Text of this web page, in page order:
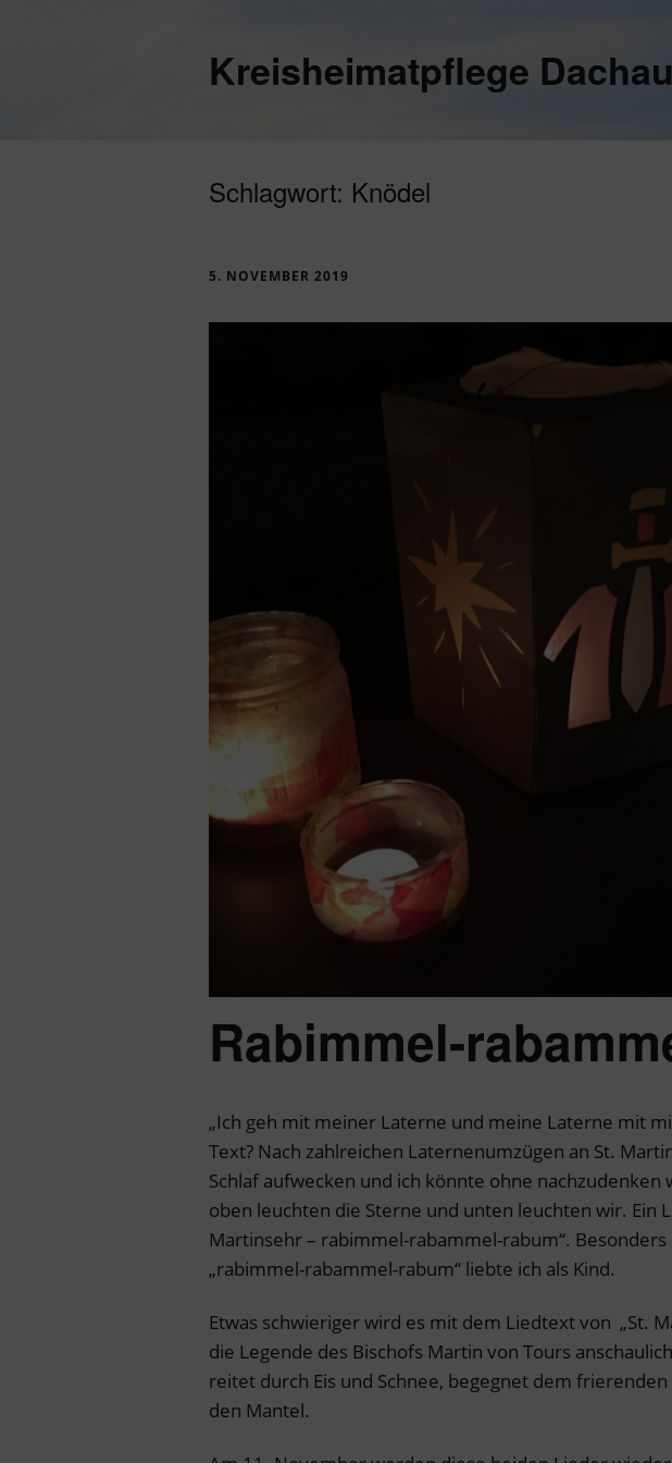
Kreisheimatpflege Dachau
Schlagwort: Knödel
5. NOVEMBER 2019
Rabimmel-
„Ich geh mit meiner Laterne und meine Laterne mit
Text? Nach zahlreichen Laternenumzügen an St.
Schlaf aufwecken und ich könnte ohne nachzudenken
oben leuchten die Sterne und unten leuchten wir. Ein
Martinsehr – rabimmel-rabammel-rabum“.
„rabimmel-rabammel-rabum“ liebte ich als Kind.
Etwas schwieriger wird es mit dem Liedtext von „St.
die Legende des Bischofs Martin von Tours
reitet durch Eis und Schnee, begegnet dem
den Mantel.